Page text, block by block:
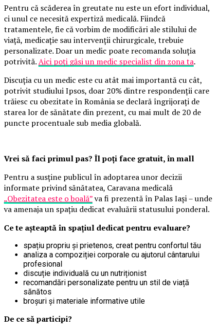
Pentru că scăderea în greutate nu este un efort individual,
ci unul ce necesită expertiză medicală. Fiindcă
tratamentele, fie că vorbim de modificări ale stilului de
viață, medicație sau intervenții chirurgicale, trebuie
personalizate. Doar un medic poate recomanda soluția
potrivită.Aici poți găsi un medic specialist din zona ta.
Discuția cu un medic este cu atât mai importantă cu cât,
potrivit studiului Ipsos, doar 20% dintre respondenții care
trăiesc cu obezitate în România se declară îngrijorați de
starea lor de sănătate din prezent, cu mai mult de 20 de
puncte procentuale sub media globală.
Vrei să faci primul pas? Îl poți face gratuit, în mall
Pentru a susține publicul în adoptarea unor decizii
informate privind sănătatea, Caravana medicală
„Obezitatea este o boală”va fi prezentă în Palas Iași – unde
va amenaja un spațiu dedicat evaluării statusului ponderal.
Ce te așteaptă în spațiul dedicat pentru evaluare?
spațiu propriu și prietenos, creat pentru confortul tău
analiza a compoziției corporale cu ajutorul cântarului
profesional
discuție individuală cu un nutriționist
recomandări personalizate pentru un stil de viață
sănătos
broșuri și materiale informative utile
De ce să participi?